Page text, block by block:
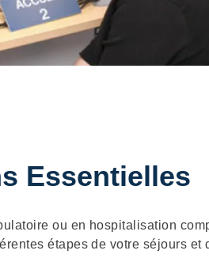
Essentielles
ou en hospitalisation
étapes de votre séjours et